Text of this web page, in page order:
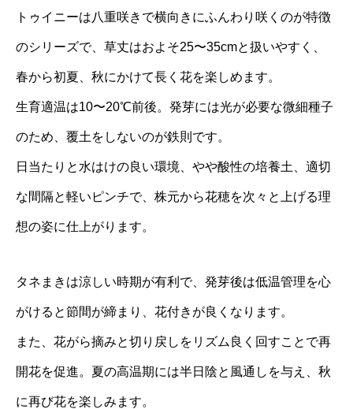
トゥイニーは八重咲きで横向きにふんわり咲くのが特徴
のシリーズで、草丈はおよそ25〜35cmと扱いやすく、
春から初夏、秋にかけて長く花を楽しめます。
生育適温は10〜20℃前後。発芽には光が必要な微細種子
のため、覆土をしないのが鉄則です。
日当たりと水はけの良い環境、やや酸性の培養土、適切
な間隔と軽いピンチで、株元から花穂を次々と上げる理
想の姿に仕上がります。
タネまきは涼しい時期が有利で、発芽後は低温管理を心
がけると節間が締まり、花付きが良くなります。
また、花がら摘みと切り戻しをリズム良く回すことで再
開花を促進。夏の高温期には半日陰と風通しを与え、秋
に再び花を楽しみます。